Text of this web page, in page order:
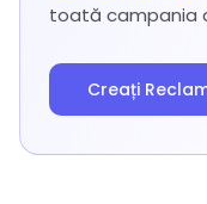
toată campania
Creați